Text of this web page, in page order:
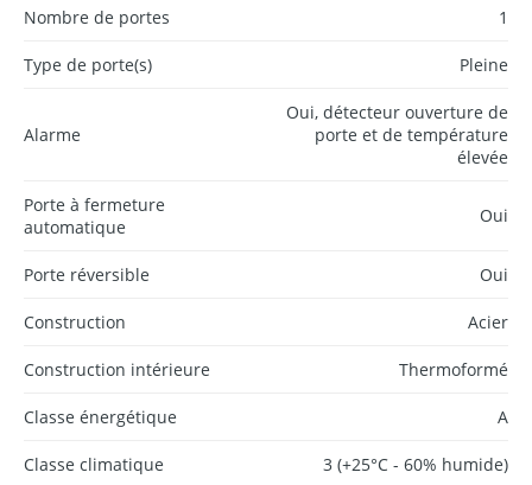
Nombre de portes 1
Type de porte(s) Pleine
Alarme
Oui, détecteur ouverture de
porte et de température
élevée
Porte à fermeture
automatique
Oui
Porte réversible Oui
Construction Acier
Construction intérieure Thermoformé
Classe énergétique A
Classe climatique 3 (+25°C - 60% humide)